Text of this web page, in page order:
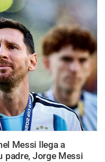
Messi llega a
padre, Jorge Messi